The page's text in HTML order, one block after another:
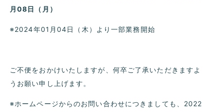
月08日（月）
※2024年01月04日（木）より一部業務開始
ご不便をおかけいたしますが、何卒ご了承いただきますよ
うお願い申し上げます。
※ホームページからのお問い合わせにつきましても、2022